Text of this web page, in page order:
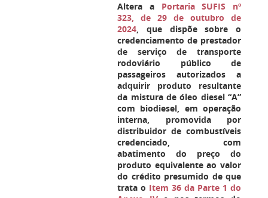
Altera a Portaria SUFIS nº
323, de 29 de outubro de
2024, que dispõe sobre o
credenciamento de prestador
de serviço de transporte
rodoviário público de
passageiros autorizados a
adquirir produto resultante
da mistura de óleo diesel “A”
com biodiesel, em operação
interna, promovida por
distribuidor de combustíveis
credenciado, com
abatimento do preço do
produto equivalente ao valor
do crédito presumido de que
trata o Item 36 da Parte 1 do